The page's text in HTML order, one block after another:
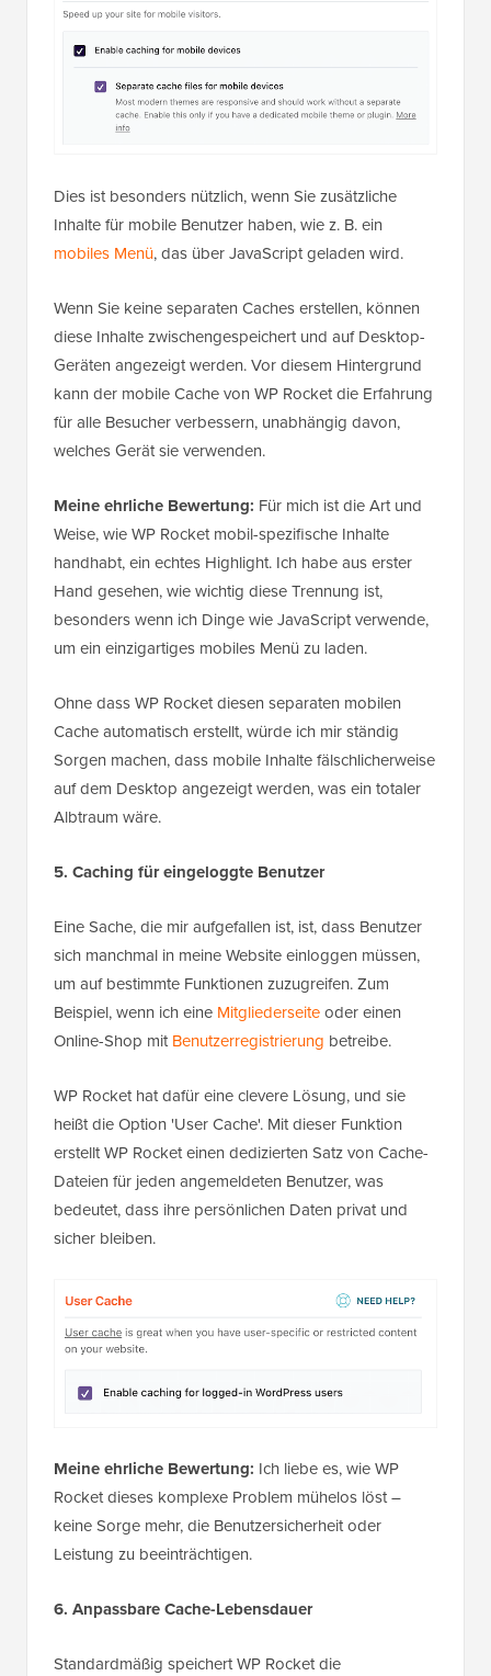
Dies ist besonders nützlich, wenn Sie zusätzliche
Inhalte für mobile Benutzer haben, wie z. B. ein
mobiles Menü, das über JavaScript geladen wird.
Wenn Sie keine separaten Caches erstellen, können
diese Inhalte zwischengespeichert und auf Desktop-
Geräten angezeigt werden. Vor diesem Hintergrund
kann der mobile Cache von WP Rocket die Erfahrung
für alle Besucher verbessern, unabhängig davon,
welches Gerät sie verwenden.
Meine ehrliche Bewertung: Für mich ist die Art und
Weise, wie WP Rocket mobil-spezifische Inhalte
handhabt, ein echtes Highlight. Ich habe aus erster
Hand gesehen, wie wichtig diese Trennung ist,
besonders wenn ich Dinge wie JavaScript verwende,
um ein einzigartiges mobiles Menü zu laden.
Ohne dass WP Rocket diesen separaten mobilen
Cache automatisch erstellt, würde ich mir ständig
Sorgen machen, dass mobile Inhalte fälschlicherweise
auf dem Desktop angezeigt werden, was ein totaler
Albtraum wäre.
5. Caching für eingeloggte Benutzer
Eine Sache, die mir aufgefallen ist, ist, dass Benutzer
sich manchmal in meine Website einloggen müssen,
um auf bestimmte Funktionen zuzugreifen. Zum
Beispiel, wenn ich eine Mitgliederseiteoder einen
Online-Shop mitBenutzerregistrierung betreibe.
WP Rocket hat dafür eine clevere Lösung, und sie
heißt die Option 'User Cache'. Mit dieser Funktion
erstellt WP Rocket einen dedizierten Satz von Cache-
Dateien für jeden angemeldeten Benutzer, was
bedeutet, dass ihre persönlichen Daten privat und
sicher bleiben.
Meine ehrliche Bewertung: Ich liebe es, wie WP
Rocket dieses komplexe Problem mühelos löst –
keine Sorge mehr, die Benutzersicherheit oder
Leistung zu beeinträchtigen.
6. Anpassbare Cache-Lebensdauer
Standardmäßig speichert WP Rocket die